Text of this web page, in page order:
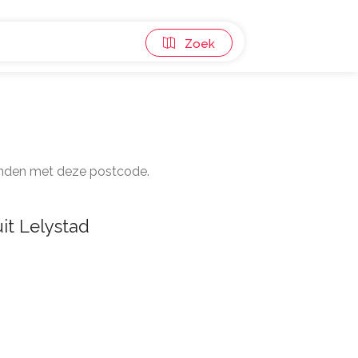
Zoek
met deze postcode.
Lelystad